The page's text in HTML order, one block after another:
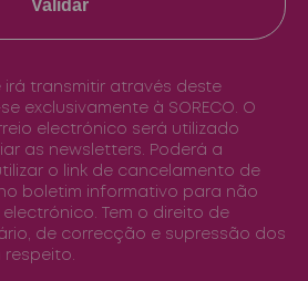
Validar
irá transmitir através deste
exclusivamente à SORECO. O
electrónico será utilizado
as newsletters. Poderá a
o link de cancelamento de
boletim informativo para não
Tem o direito de
de correcção e supressão dos